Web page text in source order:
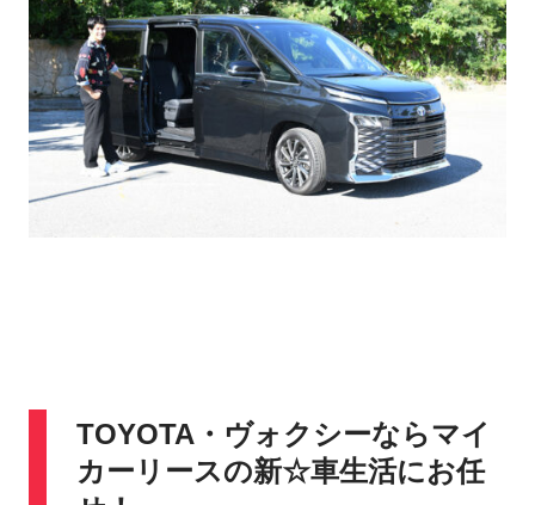
TOYOTA・ヴォクシーならマイ
カーリースの新☆車生活にお任